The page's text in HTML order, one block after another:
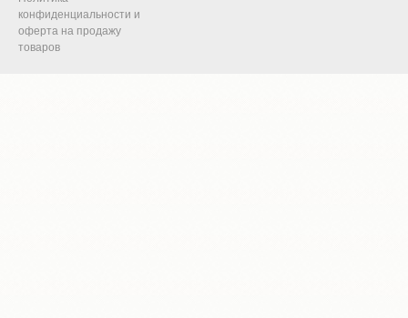
конфиденциальности и
оферта на продажу
товаров